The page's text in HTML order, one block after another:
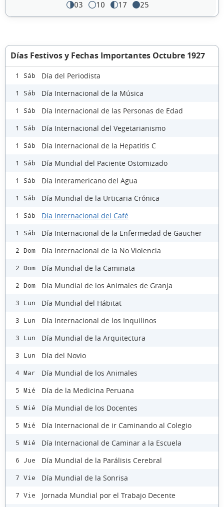
03 10 17 25
Días Festivos y Fechas Importantes Octubre 1927
1 Sáb Día del Periodista
1 Sáb Día Internacional de la Música
1 Sáb Día Internacional de las Personas de Edad
1 Sáb Día Internacional del Vegetarianismo
1 Sáb Día Internacional de la Hepatitis C
1 Sáb Día Mundial del Paciente Ostomizado
1 Sáb Día Interamericano del Agua
1 Sáb Día Mundial de la Urticaria Crónica
1 Sáb Día Internacional del Café
1 Sáb Día Internacional de la Enfermedad de Gaucher
2 Dom Día Internacional de la No Violencia
2 Dom Día Mundial de la Caminata
2 Dom Día Mundial de los Animales de Granja
3 Lun Día Mundial del Hábitat
3 Lun Día Internacional de los Inquilinos
3 Lun Día Mundial de la Arquitectura
3 Lun Día del Novio
4 Mar Día Mundial de los Animales
5 Mié Día de la Medicina Peruana
5 Mié Día Mundial de los Docentes
5 Mié Día Internacional de ir Caminando al Colegio
5 Mié Día Internacional de Caminar a la Escuela
6 Jue Día Mundial de la Parálisis Cerebral
7 Vie Día Mundial de la Sonrisa
7 Vie Jornada Mundial por el Trabajo Decente